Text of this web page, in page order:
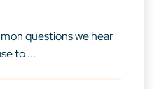
questions we hear
to ...